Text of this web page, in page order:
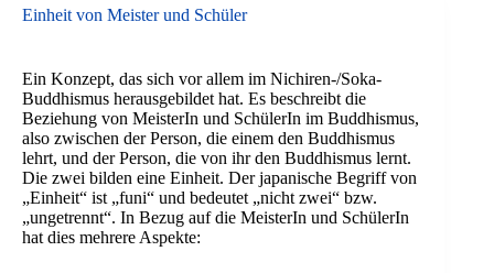
Einheit von Meister und Schüler
Ein Konzept, das sich vor allem im Nichiren-/Soka-
Buddhismus herausgebildet hat. Es beschreibt die
Beziehung von MeisterIn und SchülerIn im Buddhismus,
also zwischen der Person, die einem den Buddhismus
lehrt, und der Person, die von ihr den Buddhismus lernt.
Die zwei bilden eine Einheit. Der japanische Begriff von
„Einheit“ ist „funi“ und bedeutet „nicht zwei“ bzw.
„ungetrennt“. In Bezug auf die MeisterIn und SchülerIn
hat dies mehrere Aspekte: